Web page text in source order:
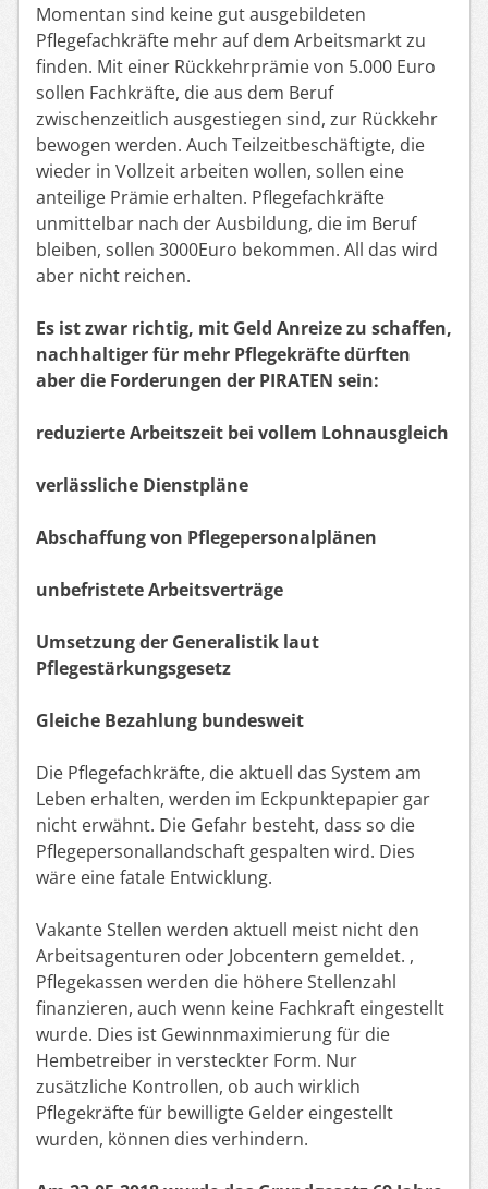
Momentan sind keine gut ausgebildeten
Pflegefachkräfte mehr auf dem Arbeitsmarkt zu
finden. Mit einer Rückkehrprämie von 5.000 Euro
sollen Fachkräfte, die aus dem Beruf
zwischenzeitlich ausgestiegen sind, zur Rückkehr
bewogen werden. Auch Teilzeitbeschäftigte, die
wieder in Vollzeit arbeiten wollen, sollen eine
anteilige Prämie erhalten. Pflegefachkräfte
unmittelbar nach der Ausbildung, die im Beruf
bleiben, sollen 3000Euro bekommen. All das wird
aber nicht reichen.
Es ist zwar richtig, mit Geld Anreize zu schaffen,
nachhaltiger für mehr Pflegekräfte dürften
aber die Forderungen der PIRATEN sein:
reduzierte Arbeitszeit bei vollem Lohnausgleich
verlässliche Dienstpläne
Abschaffung von Pflegepersonalplänen
unbefristete Arbeitsverträge
Umsetzung der Generalistik laut
Pflegestärkungsgesetz
Gleiche Bezahlung bundesweit
Die Pflegefachkräfte, die aktuell das System am
Leben erhalten, werden im Eckpunktepapier gar
nicht erwähnt. Die Gefahr besteht, dass so die
Pflegepersonallandschaft gespalten wird. Dies
wäre eine fatale Entwicklung.
Vakante Stellen werden aktuell meist nicht den
Arbeitsagenturen oder Jobcentern gemeldet. ,
Pflegekassen werden die höhere Stellenzahl
finanzieren, auch wenn keine Fachkraft eingestellt
wurde. Dies ist Gewinnmaximierung für die
Hembetreiber in versteckter Form. Nur
zusätzliche Kontrollen, ob auch wirklich
Pflegekräfte für bewilligte Gelder eingestellt
wurden, können dies verhindern.